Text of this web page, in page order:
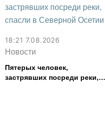
18:21 7.08.2026
Новости
Пятерых человек,
застрявших посреди реки,